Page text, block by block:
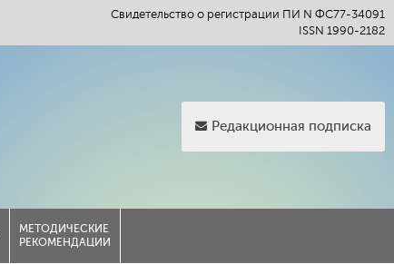
Свидетельство о регистрации ПИ N ФС77-34091
ISSN 1990-2182
Редакционная подписка
МЕТОДИЧЕСКИЕ
РЕКОМЕНДАЦИИ